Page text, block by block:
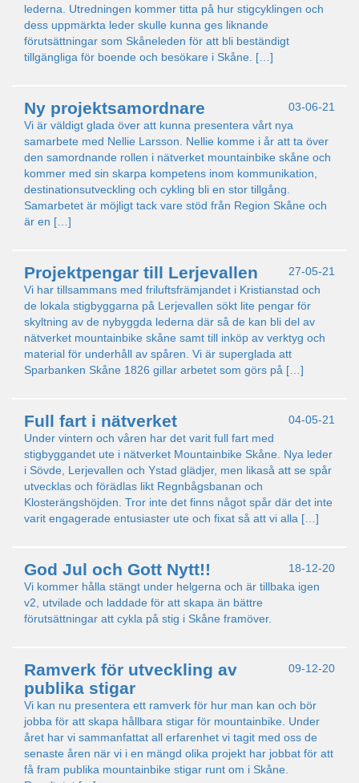
lederna. Utredningen kommer titta på hur stigcyklingen och
dess uppmärkta leder skulle kunna ges liknande
förutsättningar som Skåneleden för att bli beständigt
tillgängliga för boende och besökare i Skåne. […]
03-06-21
Ny projektsamordnare
Vi är väldigt glada över att kunna presentera vårt nya
samarbete med Nellie Larsson. Nellie komme i år att ta över
den samordnande rollen i nätverket mountainbike skåne och
kommer med sin skarpa kompetens inom kommunikation,
destinationsutveckling och cykling bli en stor tillgång.
Samarbetet är möjligt tack vare stöd från Region Skåne och
är en […]
27-05-21
Projektpengar till Lerjevallen
Vi har tillsammans med friluftsfrämjandet i Kristianstad och
de lokala stigbyggarna på Lerjevallen sökt lite pengar för
skyltning av de nybyggda lederna där så de kan bli del av
nätverket mountainbike skåne samt till inköp av verktyg och
material för underhåll av spåren. Vi är superglada att
Sparbanken Skåne 1826 gillar arbetet som görs på […]
04-05-21
Full fart i nätverket
Under vintern och våren har det varit full fart med
stigbyggandet ute i nätverket Mountainbike Skåne. Nya leder
i Sövde, Lerjevallen och Ystad glädjer, men likaså att se spår
utvecklas och förädlas likt Regnbågsbanan och
Klosterängshöjden. Tror inte det finns något spår där det inte
varit engagerade entusiaster ute och fixat så att vi alla […]
18-12-20
God Jul och Gott Nytt!!
Vi kommer hålla stängt under helgerna och är tillbaka igen
v2, utvilade och laddade för att skapa än bättre
förutsättningar att cykla på stig i Skåne framöver.
09-12-20
Ramverk för utveckling av
publika stigar
Vi kan nu presentera ett ramverk för hur man kan och bör
jobba för att skapa hållbara stigar för mountainbike. Under
året har vi sammanfattat all erfarenhet vi tagit med oss de
senaste åren när vi i en mängd olika projekt har jobbat för att
få fram publika mountainbike stigar runt om i Skåne.